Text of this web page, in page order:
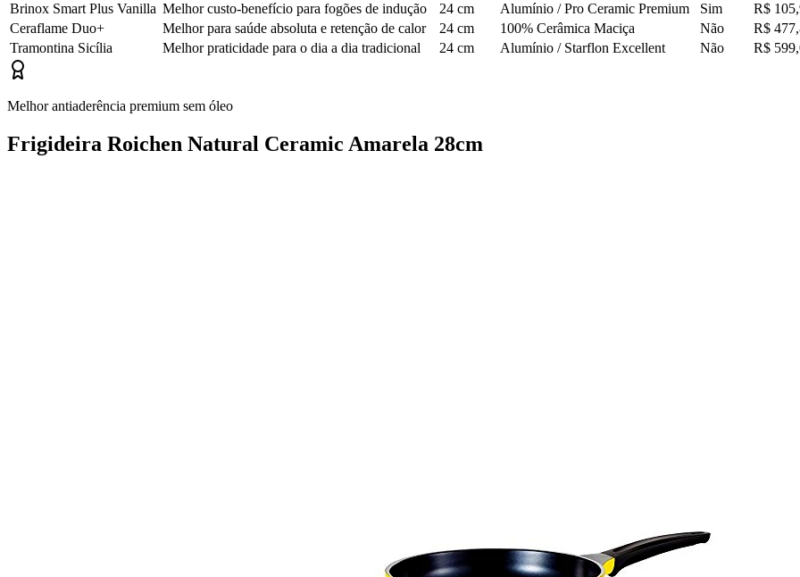
Brinox Smart Plus Vanilla Melhor custo-benefício para fogões de indução 24 cm Alumínio / Pro Ceramic Premium Sim
R$
Ceraflame Duo+
Melhor para saúde absoluta e retenção de calor 24 cm 100% Cerâmica Maciça Não
R$
Tramontina Sicília
Melhor praticidade para o dia a dia tradicional 24 cm Alumínio / Starflon Excellent Não R$
Melhor antiaderência premium sem óleo
Frigideira Roichen Natural Ceramic Amarela 28cm